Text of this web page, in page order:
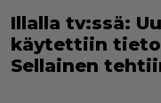
Illalla tv:ssä:
käytettiin
Sellainen